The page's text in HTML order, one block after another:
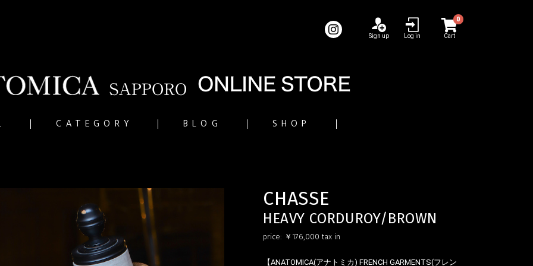
Sign up Log in
0
Cart
CATEGORY BLOG SHOP
CHASSE
HEAVY CORDUROY/BROWN
price: ￥176,000 tax in
【ANATOMICA(アナトミカ) FRENCH GARMENTS(フレン